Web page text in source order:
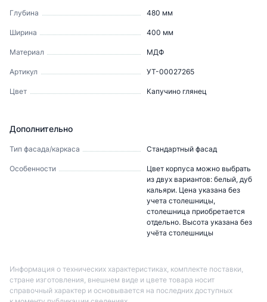
Глубина 480 мм
Ширина 400 мм
Материал МДФ
Артикул УТ-00027265
Цвет Капучино глянец
Дополнительно
Тип фасада/каркаса Стандартный фасад
Особенности
Цвет корпуса можно выбрать
из двух вариантов: белый, дуб
кальяри. Цена указана без
учета столешницы,
столешница приобретается
отдельно. Высота указана без
учёта столешницы
Информация о технических характеристиках, комплекте поставки,
стране изготовления, внешнем виде и цвете товара носит
справочный характер и основывается на последних доступных